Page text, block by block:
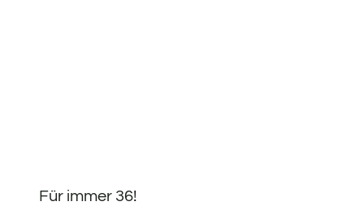
Für immer 36!